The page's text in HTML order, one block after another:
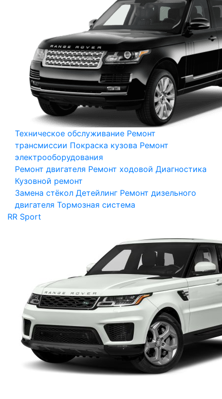
Техническое обслуживание Ремонт
трансмиссии Покраска кузова Ремонт
электрооборудования
Ремонт двигателя Ремонт ходовой Диагностика
Кузовной ремонт
Замена стёкол Детейлинг Ремонт дизельного
двигателя Тормозная система
RR Sport